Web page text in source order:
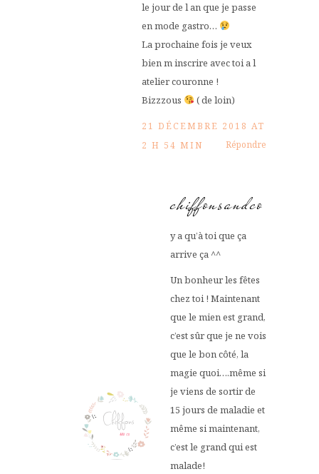
le jour de l an que je passe
en mode gastro…
La prochaine fois je veux
bien m inscrire avec toi a l
atelier couronne !
Bizzzous
( de loin)
21 DÉCEMBRE 2018 AT
2 H 54 MIN
Répondre
chiffonsandco
y a qu’à toi que ça
arrive ça ^^
Un bonheur les fêtes
chez toi ! Maintenant
que le mien est grand,
c’est sûr que je ne vois
que le bon côté, la
magie quoi….même si
je viens de sortir de
15 jours de maladie et
même si maintenant,
c’est le grand qui est
malade!